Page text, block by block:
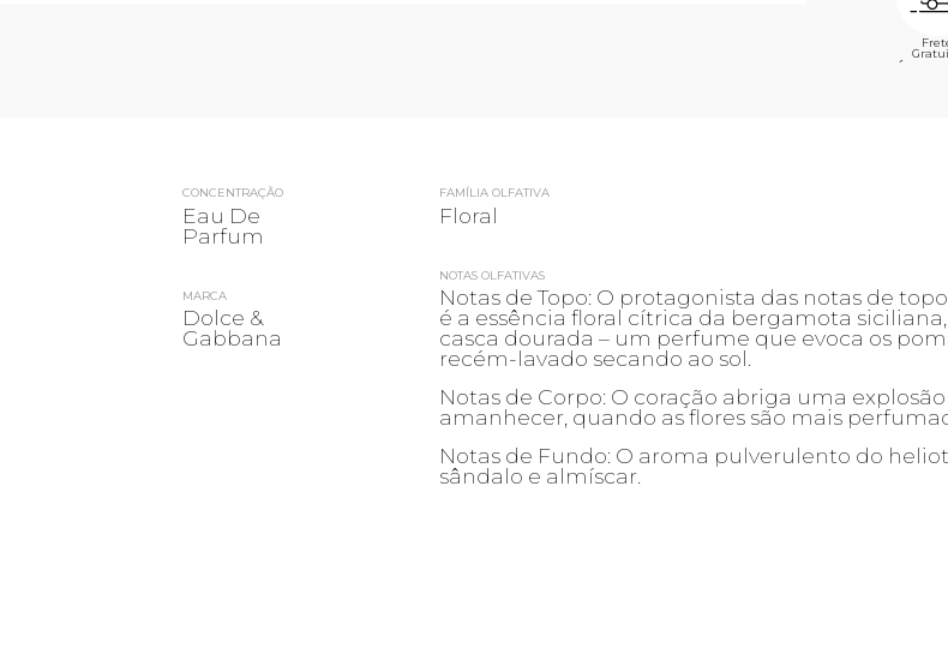
´
CONCENTRAÇÃO
Eau De
Parfum
MARCA
Dolce &
Gabbana
FAMÍLIA OLFATIVA
Floral
NOTAS OLFATIVAS
Notas de Topo: O protagonista das notas de
é a essência floral cítrica da bergamota
casca dourada – um perfume que evoca os
recém-lavado secando ao sol.
Notas de Corpo: O coração abriga uma
amanhecer, quando as flores são mais
Notas de Fundo: O aroma pulverulento do
sândalo e almíscar.